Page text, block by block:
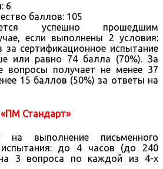
6
баллов: 105
успешно прошедшим
если выполнены 2 условия:
сертификационное испытание
или равно 74 балла (70%). За
вопросы получает не менее 37
15 баллов (50%) за ответы на
Стандарт»
на выполнение письменного
испытания: до 4 часов (до 240
3 вопроса по каждой из 4-х